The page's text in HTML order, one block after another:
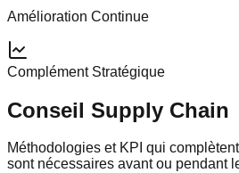
Amélioration Continue
Complément Stratégique
Conseil Supply Chain
Méthodologies et KPI qui
sont nécessaires avant ou pendant